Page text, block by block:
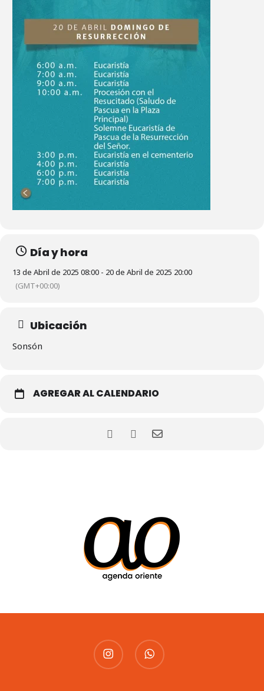
Día y hora
13 de Abril de 2025 08:00 - 20 de Abril de 2025 20:00
(GMT+00:00)
Ubicación
Sonsón
AGREGAR AL CALENDARIO
instagram whatsapp